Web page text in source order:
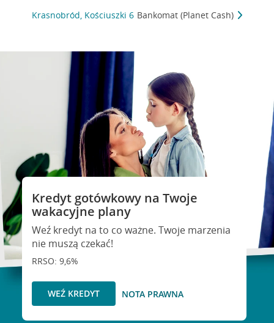
Krasnobród, Kościuszki 6 Bankomat (Planet Cash)
Kredyt gotówkowy na Twoje
wakacyjne plany
Weź kredyt na to co ważne. Twoje marzenia
nie muszą czekać!
RRSO: 9,6%
WEŹ KREDYT NOTA PRAWNA